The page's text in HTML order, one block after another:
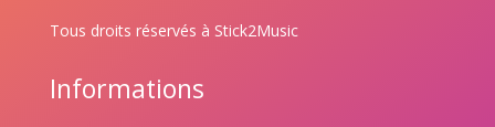
Tous droits réservés à Stick2Music
Informations